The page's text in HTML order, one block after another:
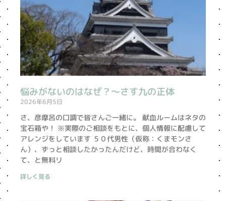
悩みがないのはなぜ？〜さす九の正体
2026年6月5日
さ、彦摩呂の口調で皆さんご一緒に。 献血ルームはネタの
宝石箱や！ ※実際のご相談をもとに、個人情報に配慮して
アレンジをしています ５０代男性（仮称：くまモンさ
ん）、ずっと相談したかったんだけど、時間が合わなく
て、と無料リ
詳しく見る